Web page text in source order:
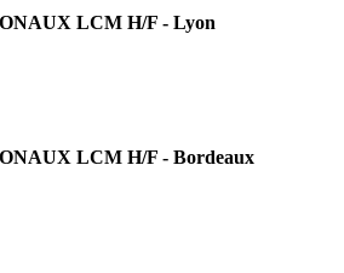
LCM H/F - Lyon
LCM H/F - Bordeaux